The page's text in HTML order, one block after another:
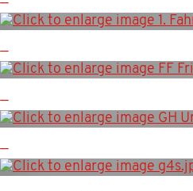
TERMINE 2026
TERMINE 2025
WISSENSWERTES
KONTAKT